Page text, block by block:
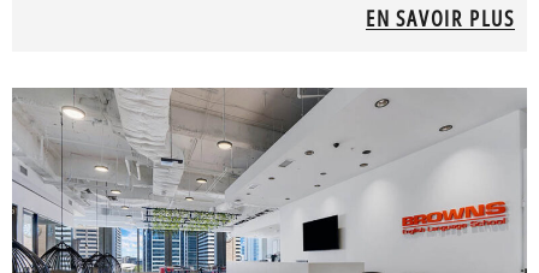
EN SAVOIR PLUS